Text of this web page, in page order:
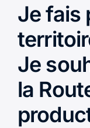
Je fais
Je
la